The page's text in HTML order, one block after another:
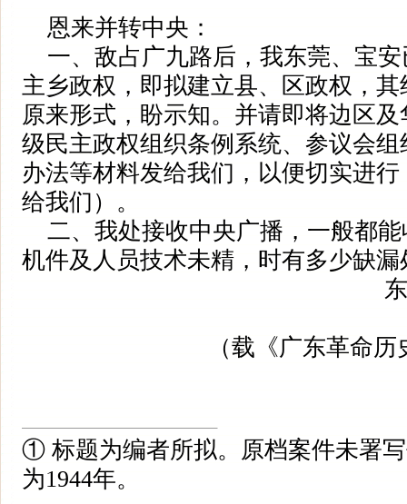
恩来并转中央：
一、敌占广九路后，我东莞、宝安
主乡政权，即拟建立县、区政权，
原来形式，盼示知。并请即将边区
级民主政权组织条例系统、参议会
办法等材料发给我们，以便切实进
给我们）。
二、我处接收中央广播，一般都能
机件及人员技术未精，时有多少缺漏
（载《广东革命
① 标题为编者所拟。原档案件未署
为1944年。